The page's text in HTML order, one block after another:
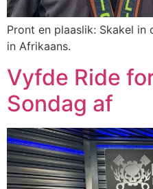
Pront en plaaslik: Skakel in
in Afrikaans.
Vyfde Ride
Sondag af